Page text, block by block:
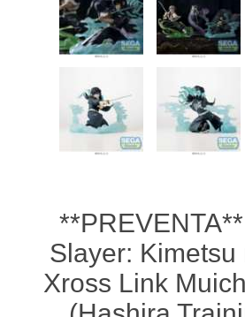
Slayer: Kimetsu
Xross Link